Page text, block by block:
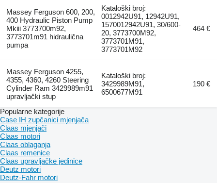
Massey Ferguson 600, 200,
400 Hydraulic Piston Pump
Mkiii 3773700m92,
3773701m91 hidraulična
pumpa
Kataloški broj:
0012942U91, 12942U91,
1570012942U91, 30/600-
20, 3773700M92,
3773701M91,
3773701M92
464 €
Massey Ferguson 4255,
4355, 4360, 4260 Steering
Cylinder Ram 3429989m91
upravljački stup
Kataloški broj:
3429989M91,
6500677M91
190 €
Popularne kategorije
Case IH zupčanici mjenjača
Claas mjenjači
Claas motori
Claas oblaganja
Claas remenice
Claas upravljačke jedinice
Deutz motori
Deutz-Fahr motori